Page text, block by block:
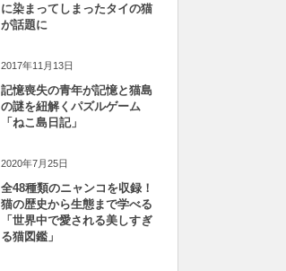
に染まってしまったタイの猫
が話題に
2017年11月13日
記憶喪失の青年が記憶と猫島
の謎を紐解くパズルゲーム
「ねこ島日記」
2020年7月25日
全48種類のニャンコを収録！
猫の歴史から生態まで学べる
「世界中で愛される美しすぎ
る猫図鑑」